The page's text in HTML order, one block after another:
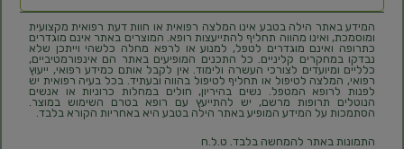
המידע באתר הילה בטבע אינו המלצה רפואית או חוות דעת רפואית מקצועית
ומוסמכת, ואינו מהווה תחליף להתייעצות רופא. המוצרים באתר אינם מוגדרים
כתרופה ואינם מוגדרים לטפל, למנוע או לרפא מחלה כלשהי וייתכן שלא
נבדקו במחקרים קליניים. כל התכנים המופיעים באתר הם אינפורמטיביים,
כלליים ומיועדים לצורכי העשרה ולימוד. אין לקבל אותם כמידע רפואי, ייעוץ
רפואי, המלצה לטיפול או תחליף לטיפול בהווה ובעתיד. בכל בעיה רפואית יש
לפנות לרופא המטפל. נשים בהיריון, חולים במחלות כרוניות או אנשים
הנוטלים תרופות מרשם, יש להתייעץ עם רופא בטרם השימוש במוצר.
הסתמכות על המידע המופיע באתר הילה בטבע היא באחריות הקורא בלבד.
התמונות באתר להמחשה בלבד. ט.ל.ח